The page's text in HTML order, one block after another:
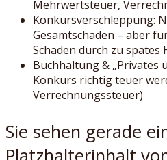
Mehrwertsteuer,
Konkursverschleppung:
Gesamtschaden – aber
Schaden durch zu spätes
Buchhaltung & „Privates
Konkurs richtig teuer
Verrechnungssteuer)
Sie sehen gerade